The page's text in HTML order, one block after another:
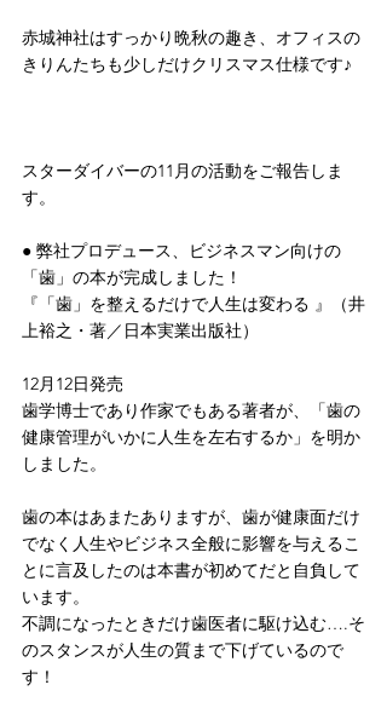
赤城神社はすっかり晩秋の趣き、オフィスの
きりんたちも少しだけクリスマス仕様です♪
スターダイバーの11月の活動をご報告しま
す。
● 弊社プロデュース、ビジネスマン向けの
「歯」の本が完成しました！
『「歯」を整えるだけで人生は変わる 』（井
上裕之・著／日本実業出版社）
12月12日発売
歯学博士であり作家でもある著者が、「歯の
健康管理がいかに人生を左右するか」を明か
しました。
歯の本はあまたありますが、歯が健康面だけ
でなく人生やビジネス全般に影響を与えるこ
とに言及したのは本書が初めてだと自負して
います。
不調になったときだけ歯医者に駆け込む….そ
のスタンスが人生の質まで下げているので
す！